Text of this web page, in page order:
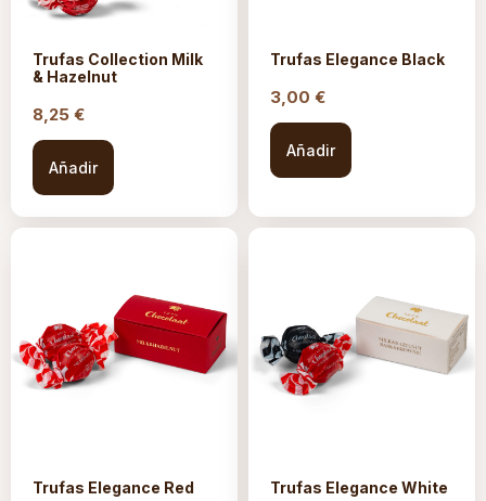
Trufas Collection Milk
& Hazelnut
8,25 €
Añadir
Trufas Elegance Black
3,00 €
Añadir
Trufas Elegance Red Trufas Elegance White